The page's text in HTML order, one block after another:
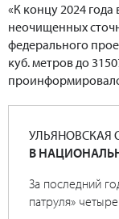
«К концу 2024
неочищенных
федерального
куб. метров до
УЛЬЯНОВСКАЯ
В
За последний
патруля»